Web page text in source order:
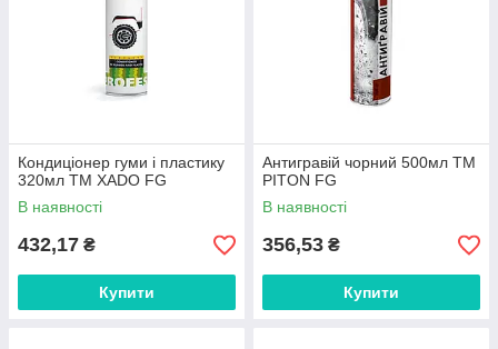
Кондиціонер гуми і пластику
320мл ТМ XADO FG
В наявності
432,17 ₴
Купити
Антигравій чорний 500мл ТМ
PITON FG
В наявності
356,53 ₴
Купити